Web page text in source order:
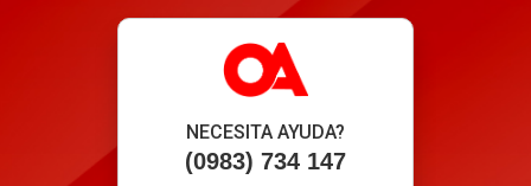
NECESITA AYUDA?
(0983) 734 147